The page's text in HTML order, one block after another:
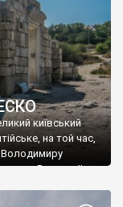
київський
на той час,
Володимиру
Василю ІІ, та
християнином.